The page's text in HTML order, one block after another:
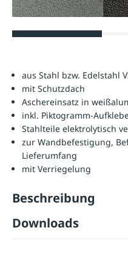
aus Stahl bzw. Edelstahl
mit Schutzdach
Aschereinsatz in
inkl. Piktogramm-
Stahlteile elektrolytisch
zur Wandbefestigung,
Lieferumfang
mit Verriegelung
Beschreibung
Downloads